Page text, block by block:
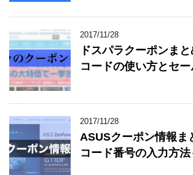
2017/11/28
ドスパラクーポンま
コードの使い方とセ
2017/11/28
ASUSクーポン情報ま
コード番号の入力方